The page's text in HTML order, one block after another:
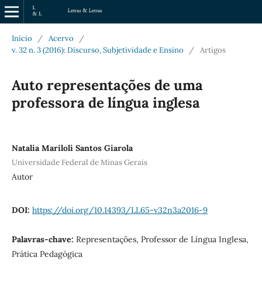
Início / Acervo
/
v. 32 n. 3 (2016): Discurso, Subjetividade e Ensino
/ Artigos
Auto representações de uma
professora de língua inglesa
Natalia Mariloli Santos Giarola
Universidade Federal de Minas Gerais
Autor
DOI: https://doi.org/10.14393/LL65-v32n3a2016-9
Palavras-chave: Representações, Professor de Língua Inglesa,
Prática Pedagógica